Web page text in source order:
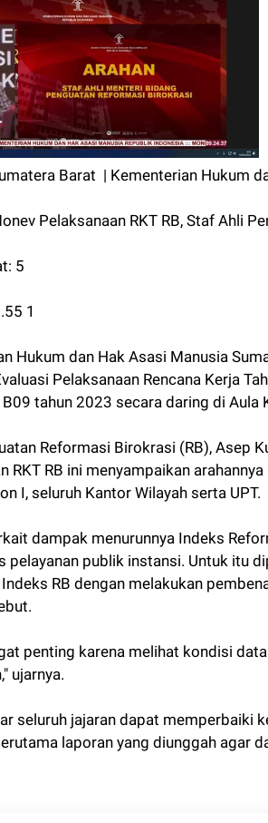
Barat | Kementerian Hukum
Pelaksanaan RKT RB, Staf Ahli
5
1
Hukum dan Hak Asasi Manusia
Pelaksanaan Rencana Kerja
tahun 2023 secara daring di Aula
Reformasi Birokrasi (RB), Asep
RB ini menyampaikan
I, seluruh Kantor Wilayah serta UPT.
dampak menurunnya Indeks
pelayanan publik instansi. Untuk itu
RB dengan melakukan
penting karena melihat kondisi
ujarnya.
seluruh jajaran dapat memperbaiki
laporan yang diunggah agar